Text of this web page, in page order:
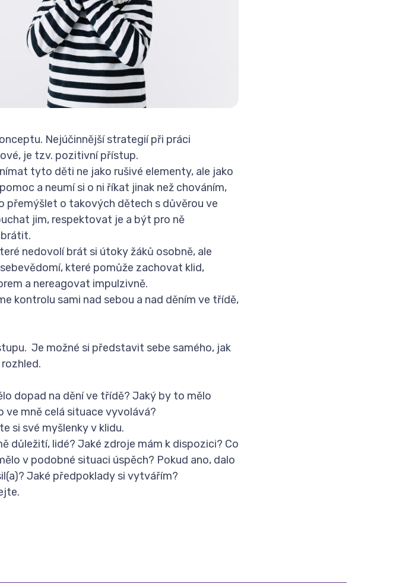
Nejúčinnější strategií při práci
je tzv. pozitivní přístup.
tyto děti ne jako rušivé elementy, ale jako
a neumí si o ni říkat jinak než chováním,
přemýšlet o takových dětech s důvěrou ve
jim, respektovat je a být pro ně
nedovolí brát si útoky žáků osobně, ale
které pomůže zachovat klid,
a nereagovat impulzivně.
kontrolu sami nad sebou a nad děním ve třídě,
Je možné si představit sebe samého, jak
dopad na dění ve třídě? Jaký by to mělo
ve mně celá situace vyvolává?
si své myšlenky v klidu.
důležití, lidé? Jaké zdroje mám k dispozici? Co
v podobné situaci úspěch? Pokud ano, dalo
Jaké předpoklady si vytvářím?